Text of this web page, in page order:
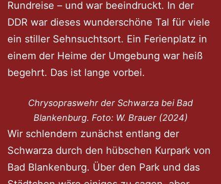
Rundreise – und war beeindruckt. In der
DDR war dieses wunderschöne Tal für viele
ein stiller Sehnsuchtsort. Ein Ferienplatz in
einem der Heime der Umgebung war heiß
begehrt. Das ist lange vorbei.
Chrysopraswehr der Schwarza bei Bad
Blankenburg. Foto: W. Brauer (2024)
Wir schlendern zunächst entlang der
Schwarza durch den hübschen Kurpark von
Bad Blankenburg. Über den Park und das